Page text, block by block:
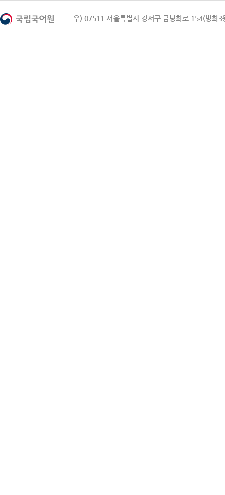
우) 07511 서울특별시 강서구 금낭화로 154(방화3